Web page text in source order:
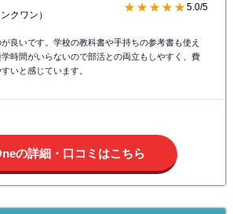
クワン）
★★★★★ 5.0/5
良いです。学校の教科書や手持ちの参考書も使え
時間がいらないので部活との両立もしやすく、費
いと感じています。
の詳細・口コミはこちら